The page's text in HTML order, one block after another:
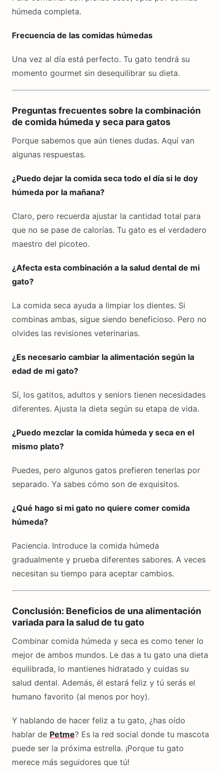
húmeda completa.
Frecuencia de las comidas húmedas
Una vez al día está perfecto. Tu gato tendrá su
momento gourmet sin desequilibrar su dieta.
Preguntas frecuentes sobre la combinación
de comida húmeda y seca para gatos
Porque sabemos que aún tienes dudas. Aquí van
algunas respuestas.
¿Puedo dejar la comida seca todo el día si le doy
húmeda por la mañana?
Claro, pero recuerda ajustar la cantidad total para
que no se pase de calorías. Tu gato es el verdadero
maestro del picoteo.
¿Afecta esta combinación a la salud dental de mi
gato?
La comida seca ayuda a limpiar los dientes. Si
combinas ambas, sigue siendo beneficioso. Pero no
olvides las revisiones veterinarias.
¿Es necesario cambiar la alimentación según la
edad de mi gato?
Sí, los gatitos, adultos y seniors tienen necesidades
diferentes. Ajusta la dieta según su etapa de vida.
¿Puedo mezclar la comida húmeda y seca en el
mismo plato?
Puedes, pero algunos gatos prefieren tenerlas por
separado. Ya sabes cómo son de exquisitos.
¿Qué hago si mi gato no quiere comer comida
húmeda?
Paciencia. Introduce la comida húmeda
gradualmente y prueba diferentes sabores. A veces
necesitan su tiempo para aceptar cambios.
Conclusión: Beneficios de una alimentación
variada para la salud de tu gato
Combinar comida húmeda y seca es como tener lo
mejor de ambos mundos. Le das a tu gato una dieta
equilibrada, lo mantienes hidratado y cuidas su
salud dental. Además, él estará feliz y tú serás el
humano favorito (al menos por hoy).
Y hablando de hacer feliz a tu gato, ¿has oído
hablar de Petme? Es la red social donde tu mascota
puede ser la próxima estrella. ¡Porque tu gato
merece más seguidores que tú!